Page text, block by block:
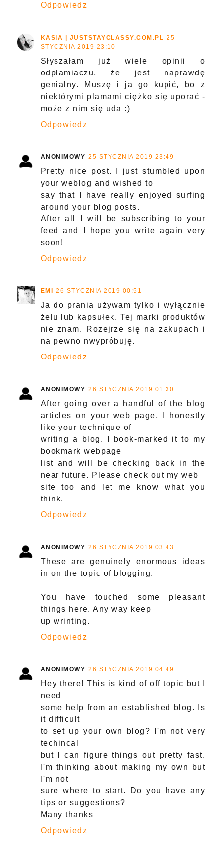
Odpowiedz
KASIA | JUSTSTAYCLASSY.COM.PL 25
STYCZNIA 2019 23:10
Słyszałam już wiele opinii o
odplamiaczu, że jest naprawdę
genialny. Muszę i ja go kupić, bo z
niektórymi plamami ciężko się uporać -
może z nim się uda :)
Odpowiedz
ANONIMOWY 25 STYCZNIA 2019 23:49
Pretty nice post. I just stumbled upon
your weblog and wished to
say that I have really enjoyed surfing
around your blog posts.
After all I will be subscribing to your
feed and I hope you write again very
soon!
Odpowiedz
EMI 26 STYCZNIA 2019 00:51
Ja do prania używam tylko i wyłącznie
żelu lub kapsułek. Tej marki produktów
nie znam. Rozejrze się na zakupach i
na pewno nwypróbuję.
Odpowiedz
ANONIMOWY 26 STYCZNIA 2019 01:30
After going over a handful of the blog
articles on your web page, I honestly
like your technique of
writing a blog. I book-marked it to my
bookmark webpage
list and will be checking back in the
near future. Please check out my web
site too and let me know what you
think.
Odpowiedz
ANONIMOWY 26 STYCZNIA 2019 03:43
These are genuinely enormous ideas
in on the topic of blogging.
You have touched some pleasant
things here. Any way keep
up wrinting.
Odpowiedz
ANONIMOWY 26 STYCZNIA 2019 04:49
Hey there! This is kind of off topic but I
need
some help from an established blog. Is
it difficult
to set up your own blog? I'm not very
techincal
but I can figure things out pretty fast.
I'm thinking about making my own but
I'm not
sure where to start. Do you have any
tips or suggestions?
Many thanks
Odpowiedz